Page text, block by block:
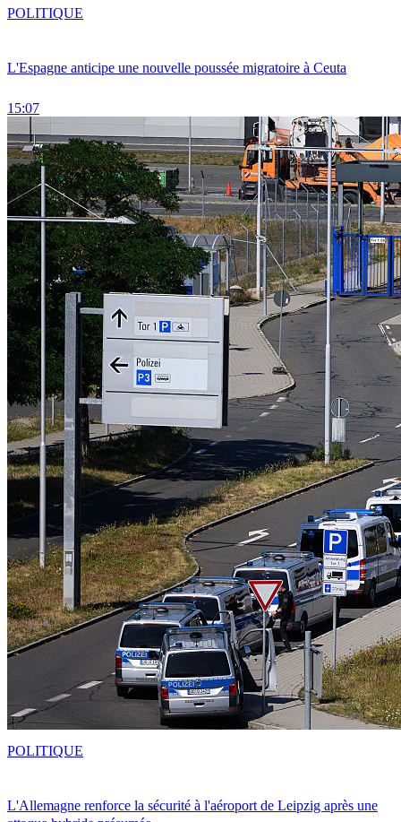
L'Espagne anticipe une nouvelle poussée migratoire à Ceuta
15:07
POLITIQUE
L'Allemagne renforce la sécurité à l'aéroport de Leipzig après une
POLITIQUE